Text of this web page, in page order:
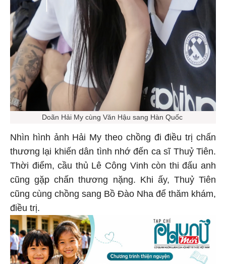
Doãn Hải My cùng Văn Hậu sang Hàn Quốc
Nhìn hình ảnh Hải My theo chồng đi điều trị chấn
thương lại khiến dân tình nhớ đến ca sĩ Thuỷ Tiên.
Thời điểm, cầu thủ Lê Công Vinh còn thi đấu anh
cũng gặp chấn thương nặng. Khi ấy, Thuỷ Tiên
cũng cùng chồng sang Bồ Đào Nha để thăm khám,
điều trị.